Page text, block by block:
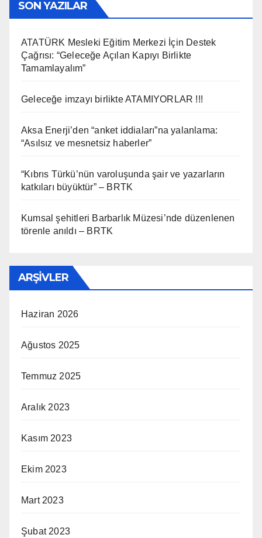
SON YAZILAR
ATATÜRK Mesleki Eğitim Merkezi İçin Destek
Çağrısı: “Geleceğe Açılan Kapıyı Birlikte
Tamamlayalım”
Geleceğe imzayı birlikte ATAMIYORLAR !!!
Aksa Enerji’den “anket iddiaları”na yalanlama:
“Asılsız ve mesnetsiz haberler”
“Kıbrıs Türkü’nün varoluşunda şair ve yazarların
katkıları büyüktür” – BRTK
Kumsal şehitleri Barbarlık Müzesi’nde düzenlenen
törenle anıldı – BRTK
ARŞIVLER
Haziran 2026
Ağustos 2025
Temmuz 2025
Aralık 2023
Kasım 2023
Ekim 2023
Mart 2023
Şubat 2023